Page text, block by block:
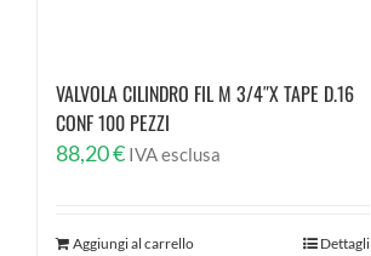
VALVOLA CILINDRO FIL M 3/4″X TAPE D.16
CONF 100 PEZZI
88,20€ IVA esclusa
Aggiungi al carrello Dettagli